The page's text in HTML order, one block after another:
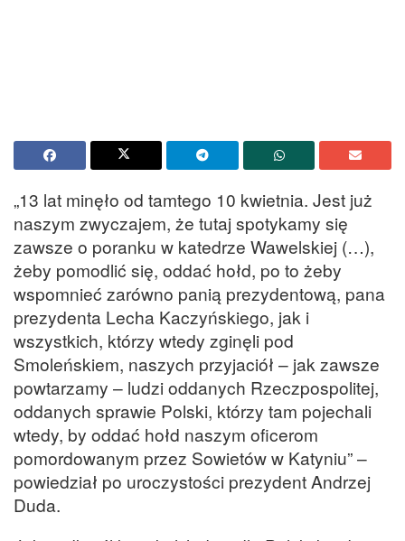
„13 lat minęło od tamtego 10 kwietnia. Jest już
naszym zwyczajem, że tutaj spotykamy się
zawsze o poranku w katedrze Wawelskiej (…),
żeby pomodlić się, oddać hołd, po to żeby
wspomnieć zarówno panią prezydentową, pana
prezydenta Lecha Kaczyńskiego, jak i
wszystkich, którzy wtedy zginęli pod
Smoleńskiem, naszych przyjaciół – jak zawsze
powtarzamy – ludzi oddanych Rzeczpospolitej,
oddanych sprawie Polski, którzy tam pojechali
wtedy, by oddać hołd naszym oficerom
pomordowanym przez Sowietów w Katyniu” –
powiedział po uroczystości prezydent Andrzej
Duda.